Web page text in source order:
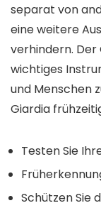
separat von
eine weitere
verhindern. Der
wichtiges
und Menschen
Giardia
Testen Sie
Schützen Sie